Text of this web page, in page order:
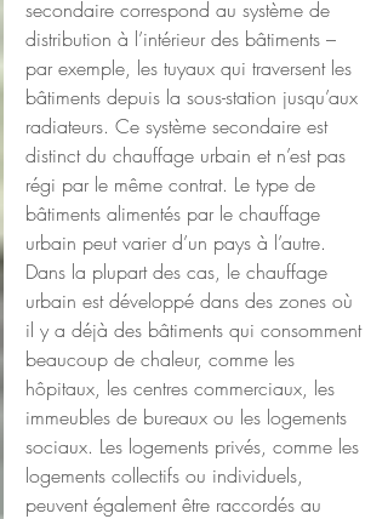
secondaire correspond au système de
distribution à l’intérieur des bâtiments –
par exemple, les tuyaux qui traversent les
bâtiments depuis la sous-station jusqu’aux
radiateurs. Ce système secondaire est
distinct du chauffage urbain et n’est pas
régi par le même contrat. Le type de
bâtiments alimentés par le chauffage
urbain peut varier d’un pays à l’autre.
Dans la plupart des cas, le chauffage
urbain est développé dans des zones où
il y a déjà des bâtiments qui consomment
beaucoup de chaleur, comme les
hôpitaux, les centres commerciaux, les
immeubles de bureaux ou les logements
sociaux. Les logements privés, comme les
logements collectifs ou individuels,
peuvent également être raccordés au